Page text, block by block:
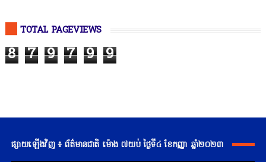
TOTAL PAGEVIEWS
8 7 9 7 9 9
ផ្សាយឡើងវិញ ៖ ព័ត៌មានជាតិ ម៉ោង ៧យប់ ថ្ងៃទី៤ ខែកញ្ញា ឆ្នាំ២០២៣